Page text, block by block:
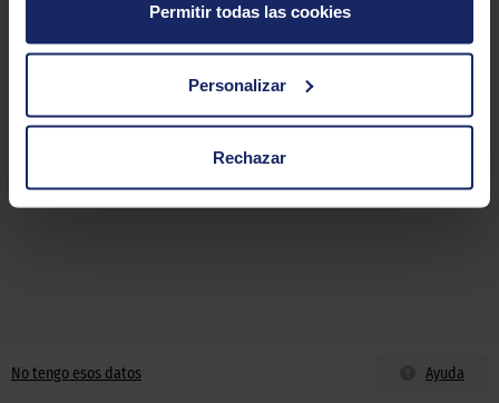
Permitir todas las cookies
Personalizar
Rechazar
No tengo esos datos Ayuda